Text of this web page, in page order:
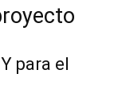
para el